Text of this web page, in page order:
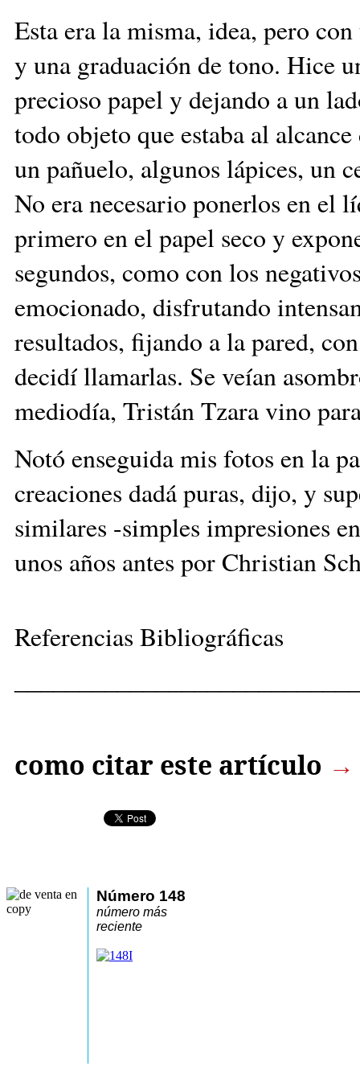
Esta era la misma, idea, pero
y una graduación de tono. Hice
precioso papel y dejando a un
todo objeto que estaba al
un pañuelo, algunos lápices, un
No era necesario ponerlos en el
primero en el papel seco y
segundos, como con los
emocionado, disfrutando
resultados, fijando a la pared,
decidí llamarlas. Se veían
mediodía, Tristán Tzara vino
Notó enseguida mis fotos en la
creaciones dadá puras, dijo, y
similares -simples impresiones
unos años antes por Christian
Referencias Bibliográficas
como citar este artículo →
Número 148
número más
reciente